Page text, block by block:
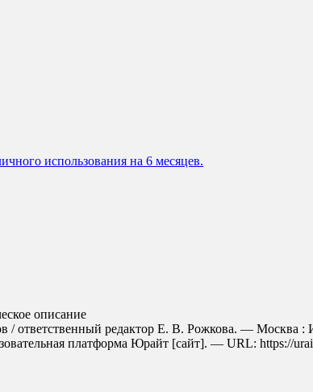
использования на 6 месяцев.
описание
/ ответственный редактор Е. В. Рожкова. —
платформа Юрайт [сайт]. — URL: https://